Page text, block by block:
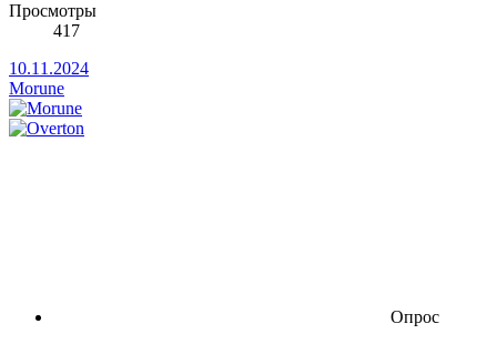
Просмотры
417
10.11.2024
Morune
Опрос